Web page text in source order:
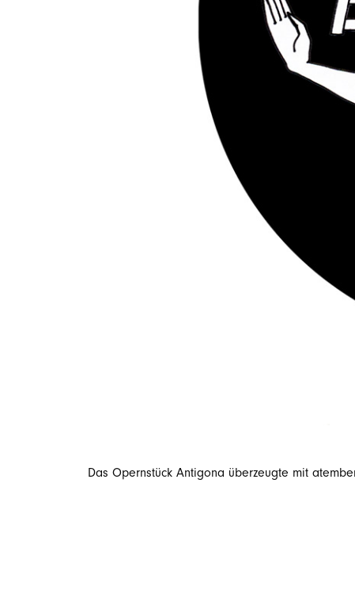
Das Opernstück Antigona überzeugte mit